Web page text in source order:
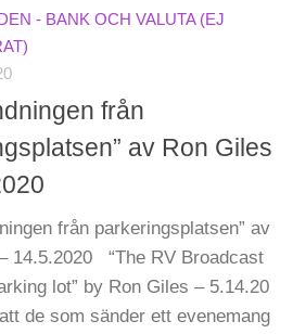
- BANK OCH VALUTA (EJ
från
av Ron Giles
från parkeringsplatsen” av
14.5.2020 “The RV Broadcast
lot” by Ron Giles – 5.14.20
de som sänder ett evenemang